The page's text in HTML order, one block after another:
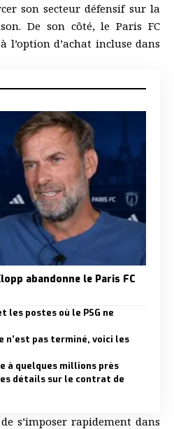
son secteur défensif sur la
De son côté, le Paris FC
l’option d’achat incluse dans
abandonne le Paris FC
les postes où le PSG ne
n’est pas terminé, voici les
à quelques millions près
détails sur le contrat de
s’imposer rapidement dans